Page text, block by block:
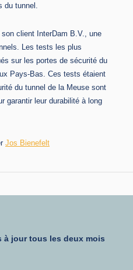
tunnel.
client InterDam B.V., une
Les tests les plus
sur les portes de sécurité du
Pays-Bas. Ces tests étaient
du tunnel de la Meuse sont
garantir leur durabilité à long
Jos Bienefelt
à jour tous les deux mois